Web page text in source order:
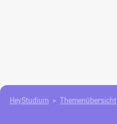
HeyStudium Themenübersicht